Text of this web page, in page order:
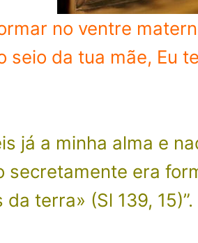
no ventre
seio da tua mãe, Eu
já a minha alma e
secretamente era
terra» (Sl 139, 15)”.